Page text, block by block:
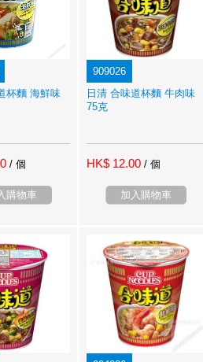
杯麵 海鮮味
/ 個
購物車
909026
日清 合味道杯麵 牛肉味
75克
HK$ 12.00 / 個
加入購物車